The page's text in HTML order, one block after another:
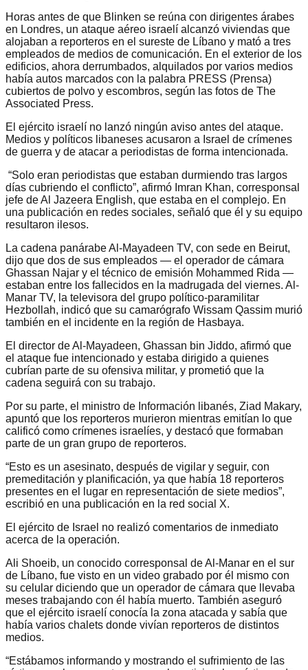
Horas antes de que Blinken se reúna con dirigentes árabes
en Londres, un ataque aéreo israelí alcanzó viviendas que
alojaban a reporteros en el sureste de Líbano y mató a tres
empleados de medios de comunicación. En el exterior de los
edificios, ahora derrumbados, alquilados por varios medios
había autos marcados con la palabra PRESS (Prensa)
cubiertos de polvo y escombros, según las fotos de The
Associated Press.
El ejército israelí no lanzó ningún aviso antes del ataque.
Medios y políticos libaneses acusaron a Israel de crímenes
de guerra y de atacar a periodistas de forma intencionada.
“Solo eran periodistas que estaban durmiendo tras largos
días cubriendo el conflicto”, afirmó Imran Khan, corresponsal
jefe de Al Jazeera English, que estaba en el complejo. En
una publicación en redes sociales, señaló que él y su equipo
resultaron ilesos.
La cadena panárabe Al-Mayadeen TV, con sede en Beirut,
dijo que dos de sus empleados — el operador de cámara
Ghassan Najar y el técnico de emisión Mohammed Rida —
estaban entre los fallecidos en la madrugada del viernes. Al-
Manar TV, la televisora del grupo político-paramilitar
Hezbollah, indicó que su camarógrafo Wissam Qassim murió
también en el incidente en la región de Hasbaya.
El director de Al-Mayadeen, Ghassan bin Jiddo, afirmó que
el ataque fue intencionado y estaba dirigido a quienes
cubrían parte de su ofensiva militar, y prometió que la
cadena seguirá con su trabajo.
Por su parte, el ministro de Información libanés, Ziad Makary,
apuntó que los reporteros murieron mientras emitían lo que
calificó como crímenes israelíes, y destacó que formaban
parte de un gran grupo de reporteros.
“Esto es un asesinato, después de vigilar y seguir, con
premeditación y planificación, ya que había 18 reporteros
presentes en el lugar en representación de siete medios”,
escribió en una publicación en la red social X.
El ejército de Israel no realizó comentarios de inmediato
acerca de la operación.
Ali Shoeib, un conocido corresponsal de Al-Manar en el sur
de Líbano, fue visto en un video grabado por él mismo con
su celular diciendo que un operador de cámara que llevaba
meses trabajando con él había muerto. También aseguró
que el ejército israelí conocía la zona atacada y sabía que
había varios chalets donde vivían reporteros de distintos
medios.
“Estábamos informando y mostrando el sufrimiento de las